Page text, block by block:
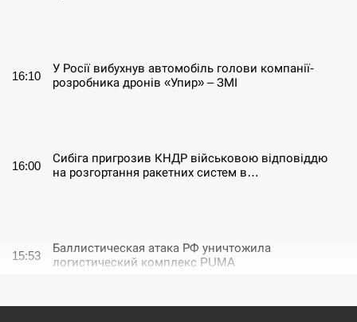
16:10
У Росії вибухнув автомобіль голови компанії-
розробника дронів «Упир» – ЗМІ
16:00
Сибіга пригрозив КНДР військовою відповіддю
на розгортання ракетних систем в…
15:53
Баллистическая атака РФ уничтожила
логистический комплекс PUMA